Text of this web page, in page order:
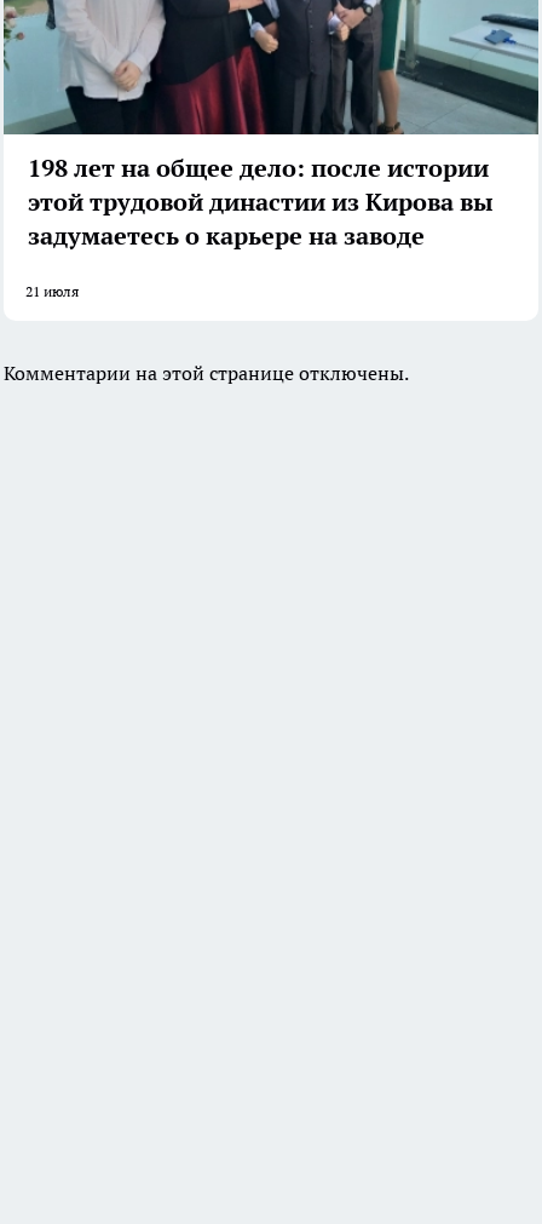
198 лет на общее дело: после истории
этой трудовой династии из Кирова вы
задумаетесь о карьере на заводе
21 июля
Комментарии на этой странице отключены.